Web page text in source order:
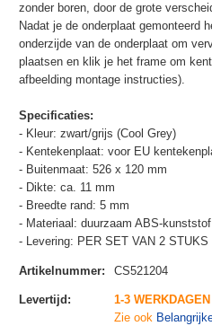
zonder boren, door de grote
Nadat je de onderplaat gemonteerd
onderzijde van de onderplaat om
plaatsen en klik je het frame om
afbeelding montage instructies).
Specificaties:
- Kleur: zwart/grijs (Cool Grey)
- Kentekenplaat: voor EU
- Buitenmaat: 526 x 120 mm
- Dikte: ca. 11 mm
- Breedte rand: 5 mm
- Materiaal: duurzaam ABS-kunststof
- Levering: PER SET VAN 2 STUKS
Artikelnummer: CS521204
Levertijd :
1-3
Zie ook